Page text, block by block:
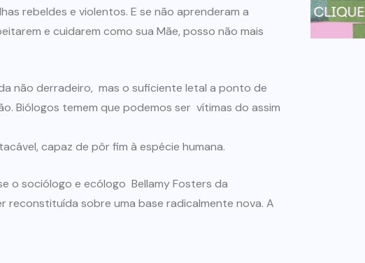
rebeldes e violentos. E se não aprenderam a
e cuidarem como sua Mãe, posso não mais
não derradeiro, mas o suficiente letal a ponto de
Biólogos temem que podemos ser vítimas do assim
capaz de pôr fim à espécie humana.
sociólogo e ecólogo Bellamy Fosters da
reconstituída sobre uma base radicalmente nova. A